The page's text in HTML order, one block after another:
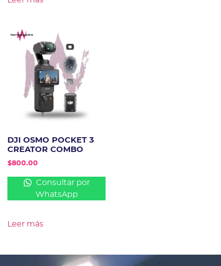
DJI OSMO POCKET 3
CREATOR COMBO
$800.00
Consultar por
WhatsApp
Leer más